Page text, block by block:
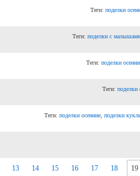
Теги:поделки
Теги:поделки с
Теги:поделки
Теги:поделки
Теги:поделки осенние,поделки
13 14 15 16 17 18 19